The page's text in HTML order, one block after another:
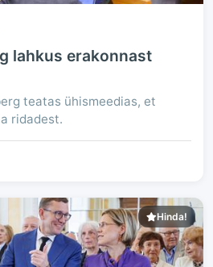
lahkus erakonnast
teatas ühismeedias, et
ridadest.
Hinda!